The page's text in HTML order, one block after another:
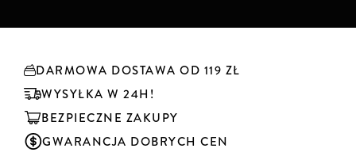
k
DARMOWA DOSTAWA OD 119 ZŁ
WYSYŁKA W 24H!
BEZPIECZNE ZAKUPY
GWARANCJA DOBRYCH CEN